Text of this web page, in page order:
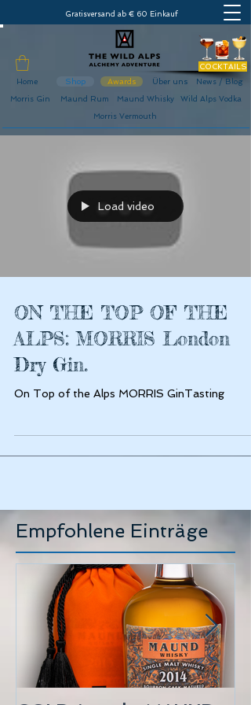
Gratisversand ab € 60 Einkauf
COCKTAILS
Home
Morris Gin
Shop Awards Über uns
News / Blog
Maund Rum
Maund Whisky
Wild Alps Vodka
Morris Vermouth
Load video
ON THE TOP OF THE
ALPS: MORRIS London
Dry Gin.
On Top of the Alps MORRIS GinTasting
Empfohlene Einträge